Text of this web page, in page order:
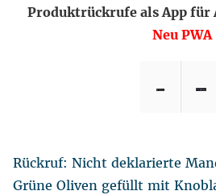
Produktrückrufe als App für
Neu PWA
Rückruf: Nicht deklarierte
Grüne Oliven gefüllt mit